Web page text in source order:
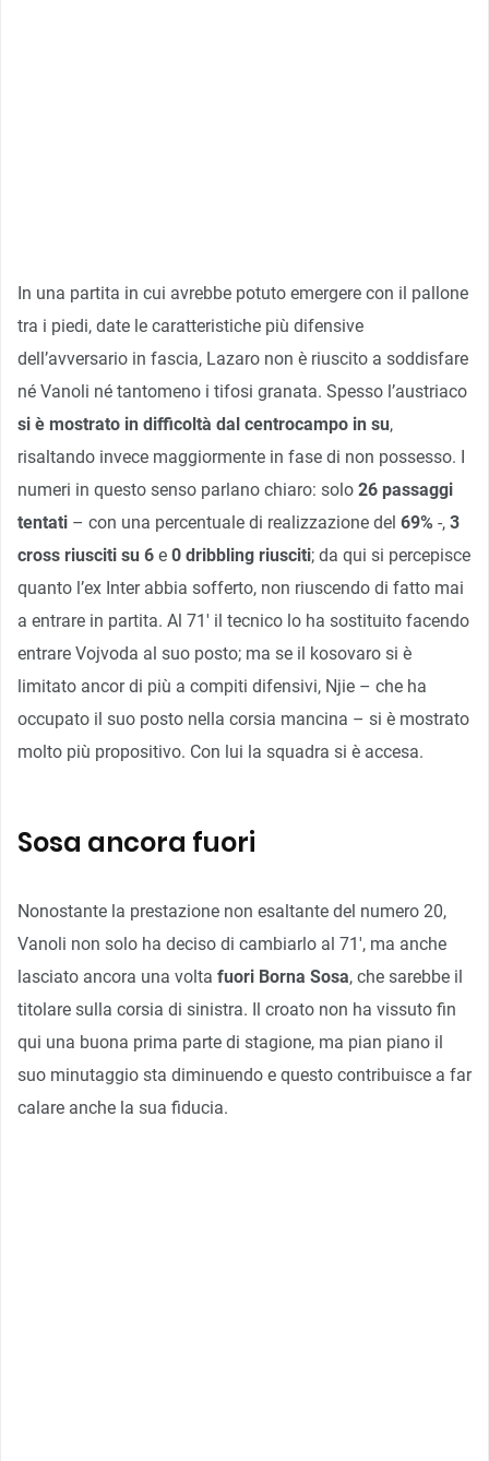
In una partita in cui avrebbe potuto emergere con il pallone
tra i piedi, date le caratteristiche più difensive
dell’avversario in fascia, Lazaro non è riuscito a soddisfare
né Vanoli né tantomeno i tifosi granata. Spesso l’austriaco
si è mostrato in difficoltà dal centrocampo in su,
risaltando invece maggiormente in fase di non possesso. I
numeri in questo senso parlano chiaro: solo 26 passaggi
tentati – con una percentuale di realizzazione del 69% -, 3
cross riusciti su 6 e 0 dribbling riusciti; da qui si percepisce
quanto l’ex Inter abbia sofferto, non riuscendo di fatto mai
a entrare in partita. Al 71′ il tecnico lo ha sostituito facendo
entrare Vojvoda al suo posto; ma se il kosovaro si è
limitato ancor di più a compiti difensivi, Njie – che ha
occupato il suo posto nella corsia mancina – si è mostrato
molto più propositivo. Con lui la squadra si è accesa.
Sosa ancora fuori
Nonostante la prestazione non esaltante del numero 20,
Vanoli non solo ha deciso di cambiarlo al 71′, ma anche
lasciato ancora una volta fuori Borna Sosa, che sarebbe il
titolare sulla corsia di sinistra. Il croato non ha vissuto fin
qui una buona prima parte di stagione, ma pian piano il
suo minutaggio sta diminuendo e questo contribuisce a far
calare anche la sua fiducia.